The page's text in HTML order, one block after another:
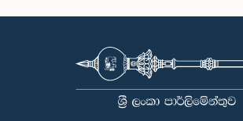
ප.ව. 2:05 - ප.ව. 2:15